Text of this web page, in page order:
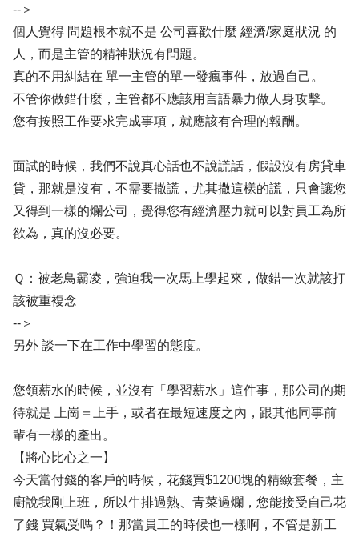
--＞
個人覺得 問題根本就不是 公司喜歡什麼 經濟/家庭狀況 的
人，而是主管的精神狀況有問題。
真的不用糾結在 單一主管的單一發瘋事件，放過自己。
不管你做錯什麼，主管都不應該用言語暴力做人身攻擊。
您有按照工作要求完成事項，就應該有合理的報酬。
面試的時候，我們不說真心話也不說謊話，假設沒有房貸車
貸，那就是沒有，不需要撒謊，尤其撒這樣的謊，只會讓您
又得到一樣的爛公司，覺得您有經濟壓力就可以對員工為所
欲為，真的沒必要。
Ｑ：被老鳥霸凌，強迫我一次馬上學起來，做錯一次就該打
該被重複念
--＞
另外 談一下在工作中學習的態度。
您領薪水的時候，並沒有「學習薪水」這件事，那公司的期
待就是 上崗＝上手，或者在最短速度之內，跟其他同事前
輩有一樣的產出。
【將心比心之一】
今天當付錢的客戶的時候，花錢買$1200塊的精緻套餐，主
廚說我剛上班，所以牛排過熟、青菜過爛，您能接受自己花
了錢 買氣受嗎？！那當員工的時候也一樣啊，不管是新工